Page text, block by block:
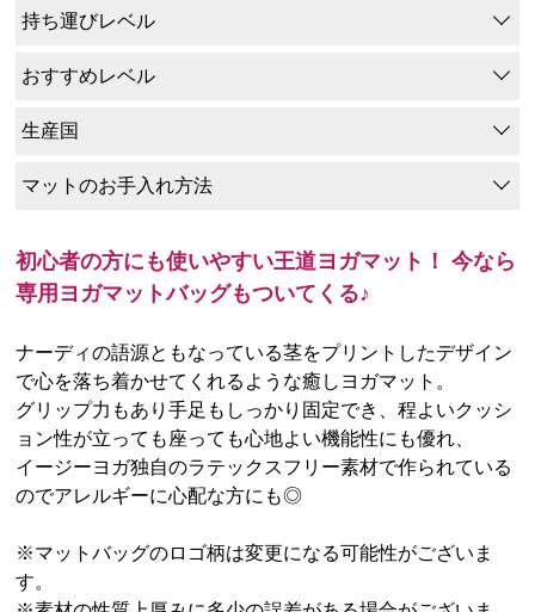
持ち運びレベル
おすすめレベル
生産国
マットのお手入れ方法
初心者の方にも使いやすい王道ヨガマット！ 今なら
専用ヨガマットバッグもついてくる♪
ナーディの語源ともなっている茎をプリントしたデザイン
で心を落ち着かせてくれるような癒しヨガマット。
グリップ力もあり手足もしっかり固定でき、程よいクッシ
ョン性が立っても座っても心地よい機能性にも優れ、
イージーヨガ独自のラテックスフリー素材で作られている
のでアレルギーに心配な方にも◎
※マットバッグのロゴ柄は変更になる可能性がございま
す。